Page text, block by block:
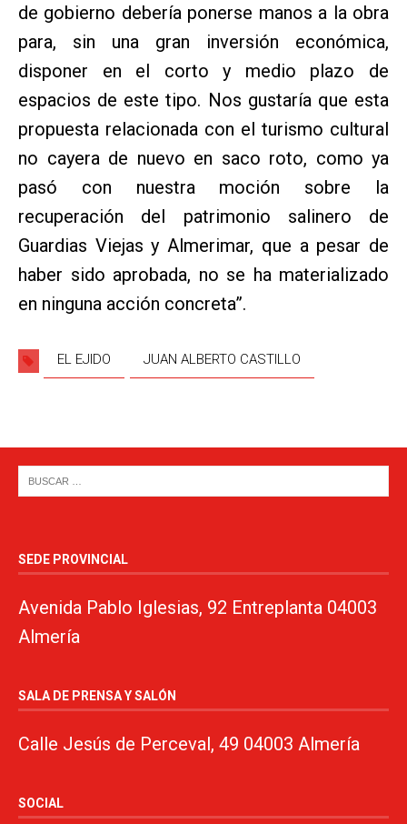
de gobierno debería ponerse manos a la obra
para, sin una gran inversión económica,
disponer en el corto y medio plazo de
espacios de este tipo. Nos gustaría que esta
propuesta relacionada con el turismo cultural
no cayera de nuevo en saco roto, como ya
pasó con nuestra moción sobre la
recuperación del patrimonio salinero de
Guardias Viejas y Almerimar, que a pesar de
haber sido aprobada, no se ha materializado
en ninguna acción concreta”.
EL EJIDO JUAN ALBERTO CASTILLO
SEDE PROVINCIAL
Avenida Pablo Iglesias, 92 Entreplanta 04003
Almería
SALA DE PRENSA Y SALÓN
Calle Jesús de Perceval, 49 04003 Almería
SOCIAL